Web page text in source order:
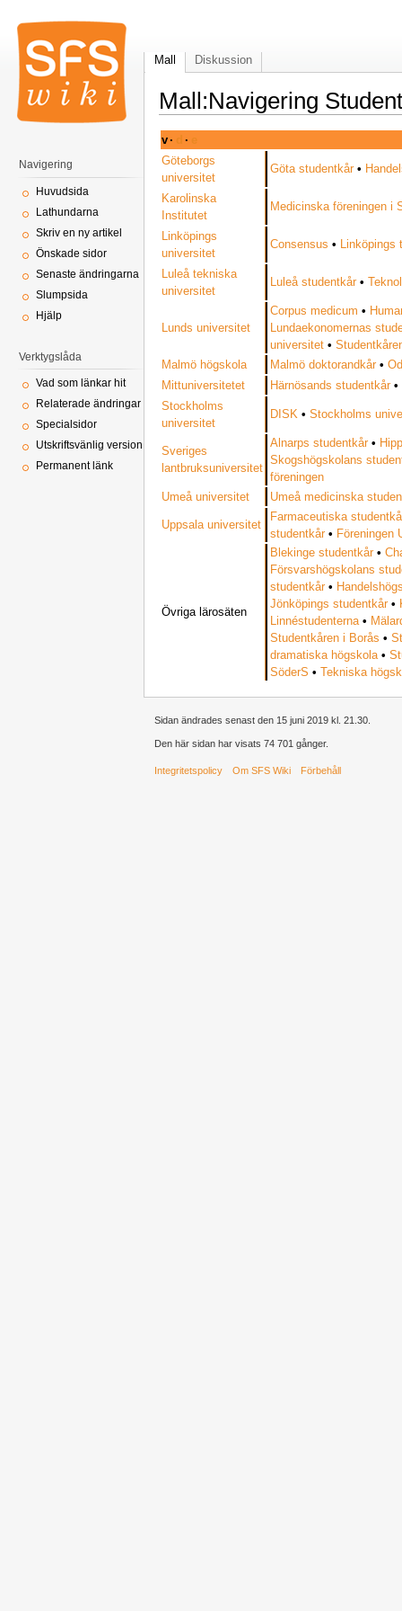
Mall:Navigering
v· ·
Göteborgs
universitet
Göta studentkår •
Karolinska
Institutet
Medicinska föreningen i
Linköpings
universitet
Consensus • Linköpings
Luleå tekniska
universitet
Luleå studentkår •
Lunds universitet
Corpus medicum •
Lundaekonomernas
universitet •
Malmö högskola
Malmö doktorandkår •
Mittuniversitetet
Härnösands studentkår •
Stockholms
universitet
DISK •Stockholms
Sveriges
lantbruksuniversitet
Alnarps studentkår •
Skogshögskolans
föreningen
Umeå universitet
Umeå medicinska
Uppsala universitet
Farmaceutiska
studentkår • Föreningen
Övriga lärosäten
Blekinge studentkår •
Försvarshögskolans
studentkår •
Jönköpings studentkår •
Linnéstudenterna•
Studentkåren i Borås •
dramatiska högskola•
SöderS •Tekniska
Mall Diskussion
Navigering
Huvudsida
Lathundarna
Skriv en ny artikel
Önskade sidor
Senaste ändringarna
Slumpsida
Hjälp
Verktygslåda
Vad som länkar hit
Relaterade ändringar
Specialsidor
Utskriftsvänlig version
Permanent länk
Sidan ändrades senast den 15 juni 2019 kl. 21.30.
Den här sidan har visats 74 701 gånger.
Integritetspolicy Om SFS Wiki Förbehåll